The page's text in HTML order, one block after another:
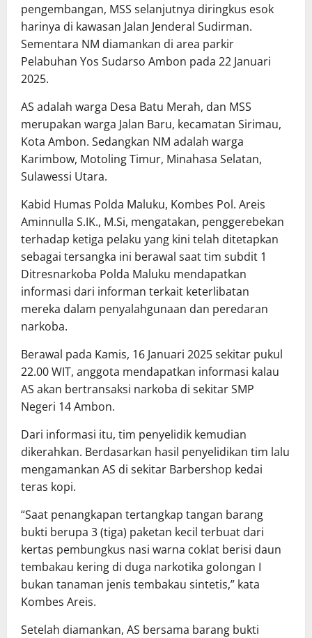
pengembangan, MSS selanjutnya diringkus esok
harinya di kawasan Jalan Jenderal Sudirman.
Sementara NM diamankan di area parkir
Pelabuhan Yos Sudarso Ambon pada 22 Januari
2025.
AS adalah warga Desa Batu Merah, dan MSS
merupakan warga Jalan Baru, kecamatan Sirimau,
Kota Ambon. Sedangkan NM adalah warga
Karimbow, Motoling Timur, Minahasa Selatan,
Sulawessi Utara.
Kabid Humas Polda Maluku, Kombes Pol. Areis
Aminnulla S.IK., M.Si, mengatakan, penggerebekan
terhadap ketiga pelaku yang kini telah ditetapkan
sebagai tersangka ini berawal saat tim subdit 1
Ditresnarkoba Polda Maluku mendapatkan
informasi dari informan terkait keterlibatan
mereka dalam penyalahgunaan dan peredaran
narkoba.
Berawal pada Kamis, 16 Januari 2025 sekitar pukul
22.00 WIT, anggota mendapatkan informasi kalau
AS akan bertransaksi narkoba di sekitar SMP
Negeri 14 Ambon.
Dari informasi itu, tim penyelidik kemudian
dikerahkan. Berdasarkan hasil penyelidikan tim lalu
mengamankan AS di sekitar Barbershop kedai
teras kopi.
“Saat penangkapan tertangkap tangan barang
bukti berupa 3 (tiga) paketan kecil terbuat dari
kertas pembungkus nasi warna coklat berisi daun
tembakau kering di duga narkotika golongan I
bukan tanaman jenis tembakau sintetis,” kata
Kombes Areis.
Setelah diamankan, AS bersama barang bukti